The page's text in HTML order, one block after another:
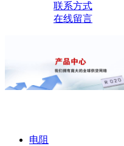
联系方式
在线留言
电阻